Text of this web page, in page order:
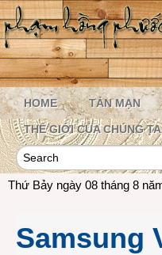
HOME TẢN MẠN
THẾ GIỚI CỦA CHÚNG TA
Thứ Bảy ngày 08 tháng 8
Samsung